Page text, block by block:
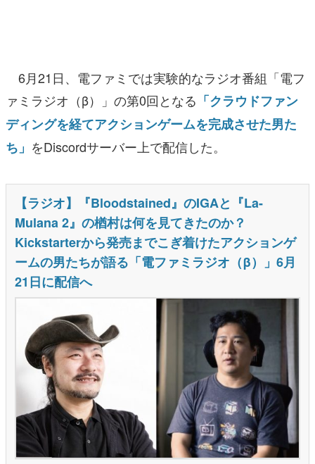
6月21日、電ファミでは実験的なラジオ番組「電フ
ァミラジオ（β）」の第0回となる 「クラウドファン
ディングを経てアクションゲームを完成させた男た
ち」 をDiscordサーバー上で配信した。